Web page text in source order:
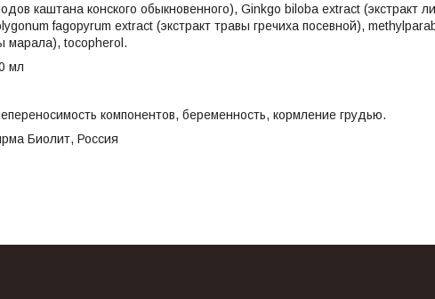
каштана конского обыкновенного), Ginkgo biloba extract (экстракт
fagopyrum extract (экстракт травы гречиха посевной),
марала), tocopherol.
мл
компонентов, беременность, кормление грудью.
Биолит, Россия